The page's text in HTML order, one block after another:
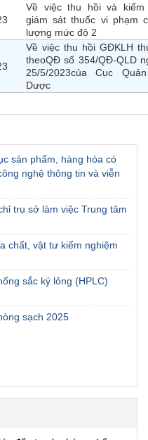
Về việc thu hồi và kiểm
giám sát thuốc vi phạm
lượng mức độ 2
Về việc thu hồi GĐKLH
theoQĐ số 354/QĐ-QLD
25/5/2023của Cục
Dược
sản phẩm, hàng hóa có
nghệ thông tin và viễn
trụ sở làm việc Trung tâm
chất, vật tư kiểm nghiệm
sắc ký lỏng (HPLC)
sạch 2025